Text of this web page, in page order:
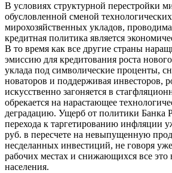
В условиях структурной перестройки
обусловленной сменой
мирохозяйственных укладов,
кредитная политика является
В то время как все другие страны
эмиссию для кредитования роста
уклада под символические проценты,
новаторов и поддерживая инвесторов,
искусственно загоняется в
обрекается на нарастающее
деградацию. Ущерб от политики Банка
перехода к таргетированию инфляции
руб. в пересчете на невыпущенную
несделанных инвестиций, не говоря
рабочих местах и снижающихся все это
населения.